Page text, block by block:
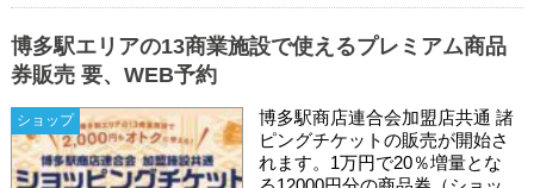
ショップ
博多駅エリアの13商業施設で使えるプレミアム商品
券販売 要、WEB予約
博多駅商店連合会加盟店共通 諸
ピングチケットの販売が開始さ
れます。1万円で20％増量とな